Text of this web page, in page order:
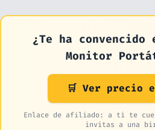
¿Te ha convencido
Monitor
🛒 Ver precio
Enlace de afiliado: a ti te
invitas a una